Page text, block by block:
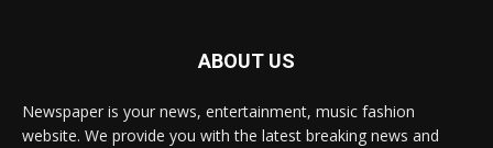
ABOUT US
Newspaper is your news, entertainment, music fashion
website. We provide you with the latest breaking news and